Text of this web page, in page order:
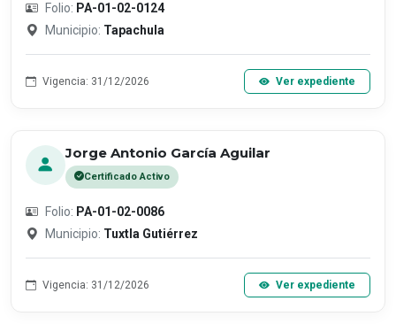
Folio: PA-01-02-0124
Municipio: Tapachula
Vigencia: 31/12/2026 Ver expediente
Jorge Antonio García Aguilar
Certificado Activo
Folio: PA-01-02-0086
Municipio: Tuxtla Gutiérrez
Vigencia: 31/12/2026 Ver expediente